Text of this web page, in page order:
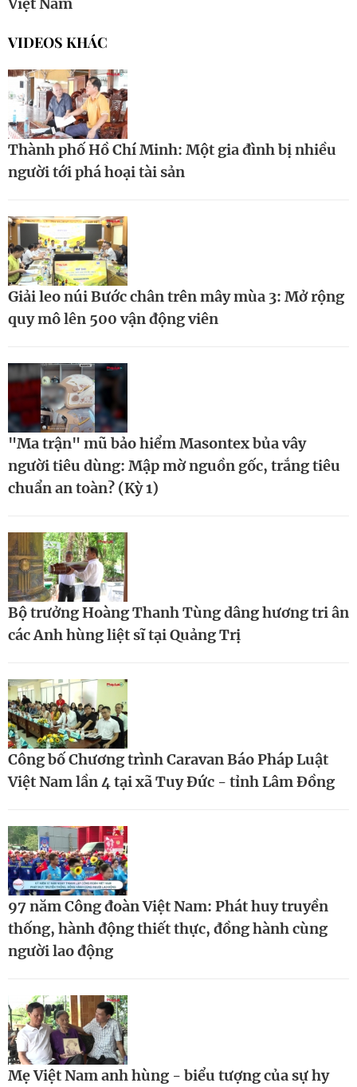
VIDEOS KHÁC
Thành phố Hồ Chí Minh: Một gia đình bị nhiều
người tới phá hoại tài sản
Giải leo núi Bước chân trên mây mùa 3: Mở rộng
quy mô lên 500 vận động viên
"Ma trận" mũ bảo hiểm Masontex bủa vây
người tiêu dùng: Mập mờ nguồn gốc, trắng tiêu
chuẩn an toàn? (Kỳ 1)
Bộ trưởng Hoàng Thanh Tùng dâng hương tri ân
các Anh hùng liệt sĩ tại Quảng Trị
Công bố Chương trình Caravan Báo Pháp Luật
Việt Nam lần 4 tại xã Tuy Đức - tỉnh Lâm Đồng
97 năm Công đoàn Việt Nam: Phát huy truyền
thống, hành động thiết thực, đồng hành cùng
người lao động
Mẹ Việt Nam anh hùng - biểu tượng của sự hy